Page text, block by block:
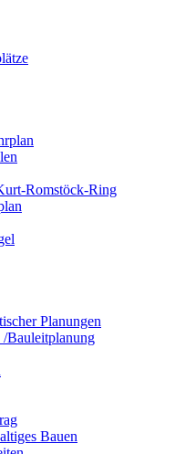
Romstöck-Ring
Planungen
/Bauleitplanung
Bauen